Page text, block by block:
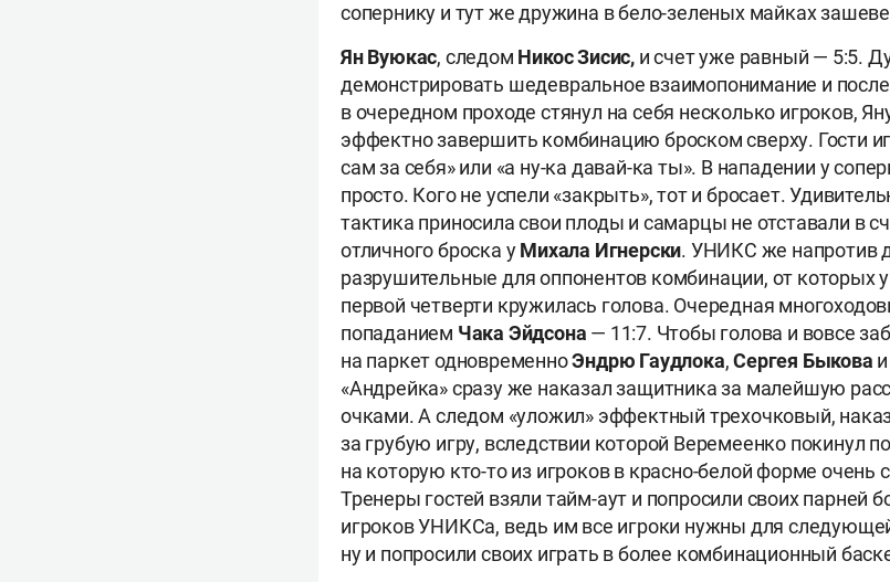
сопернику и тут же дружина в бело-зеленых майках
Ян Вуюкас, следом Никос Зисис, и счет уже равный — 5:5.
демонстрировать шедевральное взаимопонимание и после
в очередном проходе стянул на себя несколько игроков,
эффектно завершить комбинацию броском сверху. Гости
сам за себя» или «а ну-ка давай-ка ты». В нападении у
просто. Кого не успели «закрыть», тот и бросает.
тактика приносила свои плоды и самарцы не отставали в
отличного броска уМихала Игнерски. УНИКС же напротив
разрушительные для оппонентов комбинации, от которых
первой четверти кружилась голова. Очередная
попаданием Чака Эйдсона — 11:7. Чтобы голова и вовсе
на паркет одновременноЭндрю Гаудлока,Сергея Быкова и
«Андрейка» сразу же наказал защитника за малейшую
очками. А следом «уложил» эффектный трехочковый,
за грубую игру, вследствии которой Веремеенко покинул
на которую кто-то из игроков в красно-белой форме очень
Тренеры гостей взяли тайм-аут и попросили своих парней
игроков УНИКСа, ведь им все игроки нужны для
ну и попросили своих играть в более комбинационный